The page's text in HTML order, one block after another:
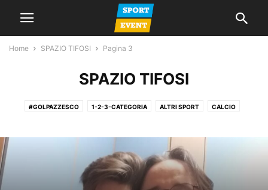
Home SPAZIO TIFOSI Pagina 3
SPAZIO TIFOSI
#GOLPAZZESCO 1-2-3-CATEGORIA ALTRI SPORT CALCIO
LA VOCE DEL MERCOLEDI NEWS PROMOZIONE SERIE A SERIE C
SERIE D SPAZIO TIFOSI